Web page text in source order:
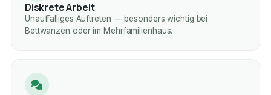
Diskrete Arbeit
Unauffälliges Auftreten — besonders wichtig bei
Bettwanzen oder im Mehrfamilienhaus.